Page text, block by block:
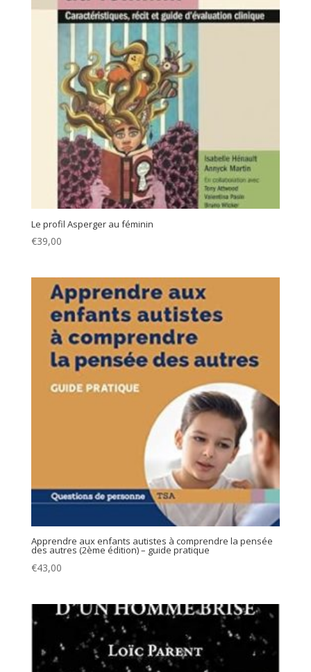
Le profil Asperger au féminin
€39,00
Apprendre aux enfants autistes à comprendre la pensée
des autres (2ème édition) – guide pratique
€43,00